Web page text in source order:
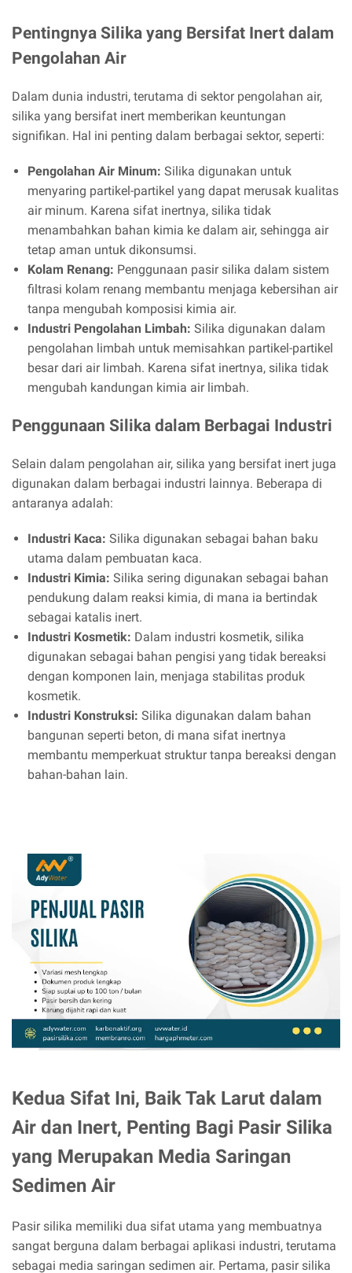
Pentingnya Silika yang Bersifat Inert dalam
Pengolahan Air
Dalam dunia industri, terutama di sektor pengolahan air,
silika yang bersifat inert memberikan keuntungan
signifikan. Hal ini penting dalam berbagai sektor, seperti:
Pengolahan Air Minum: Silika digunakan untuk
menyaring partikel-partikel yang dapat merusak kualitas
air minum. Karena sifat inertnya, silika tidak
menambahkan bahan kimia ke dalam air, sehingga air
tetap aman untuk dikonsumsi.
Kolam Renang: Penggunaan pasir silika dalam sistem
filtrasi kolam renang membantu menjaga kebersihan air
tanpa mengubah komposisi kimia air.
Industri Pengolahan Limbah: Silika digunakan dalam
pengolahan limbah untuk memisahkan partikel-partikel
besar dari air limbah. Karena sifat inertnya, silika tidak
mengubah kandungan kimia air limbah.
Penggunaan Silika dalam Berbagai Industri
Selain dalam pengolahan air, silika yang bersifat inert juga
digunakan dalam berbagai industri lainnya. Beberapa di
antaranya adalah:
Industri Kaca: Silika digunakan sebagai bahan baku
utama dalam pembuatan kaca.
Industri Kimia: Silika sering digunakan sebagai bahan
pendukung dalam reaksi kimia, di mana ia bertindak
sebagai katalis inert.
Industri Kosmetik: Dalam industri kosmetik, silika
digunakan sebagai bahan pengisi yang tidak bereaksi
dengan komponen lain, menjaga stabilitas produk
kosmetik.
Industri Konstruksi: Silika digunakan dalam bahan
bangunan seperti beton, di mana sifat inertnya
membantu memperkuat struktur tanpa bereaksi dengan
bahan-bahan lain.
Kedua Sifat Ini, Baik Tak Larut dalam
Air dan Inert, Penting Bagi Pasir Silika
yang Merupakan Media Saringan
Sedimen Air
Pasir silika memiliki dua sifat utama yang membuatnya
sangat berguna dalam berbagai aplikasi industri, terutama
sebagai media saringan sedimen air. Pertama, pasir silika